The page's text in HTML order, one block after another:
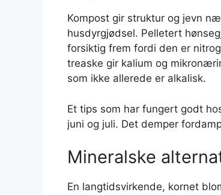
Kompost gir struktur og jevn
husdyrgjødsel. Pelletert
forsiktig frem fordi den er
treaske gir kalium og
som ikke allerede er alkalisk.
Et tips som har fungert godt
juni og juli. Det demper
Mineralske
En langtidsvirkende, kornet